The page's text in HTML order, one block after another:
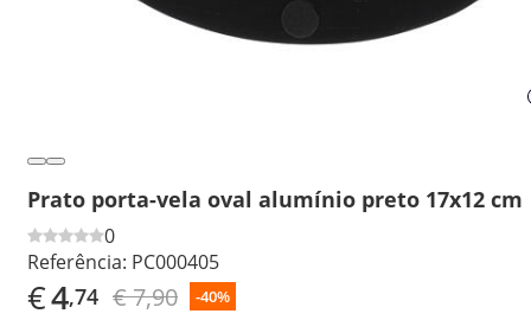
Prato porta-vela oval alumínio preto 17x12 cm
0
Referência: PC000405
€4,74 € 7,90 -40%